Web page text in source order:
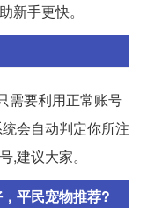
新手更快。
需要利用正常账号
会自动判定你所注
,建议大家。
平民宠物推荐?